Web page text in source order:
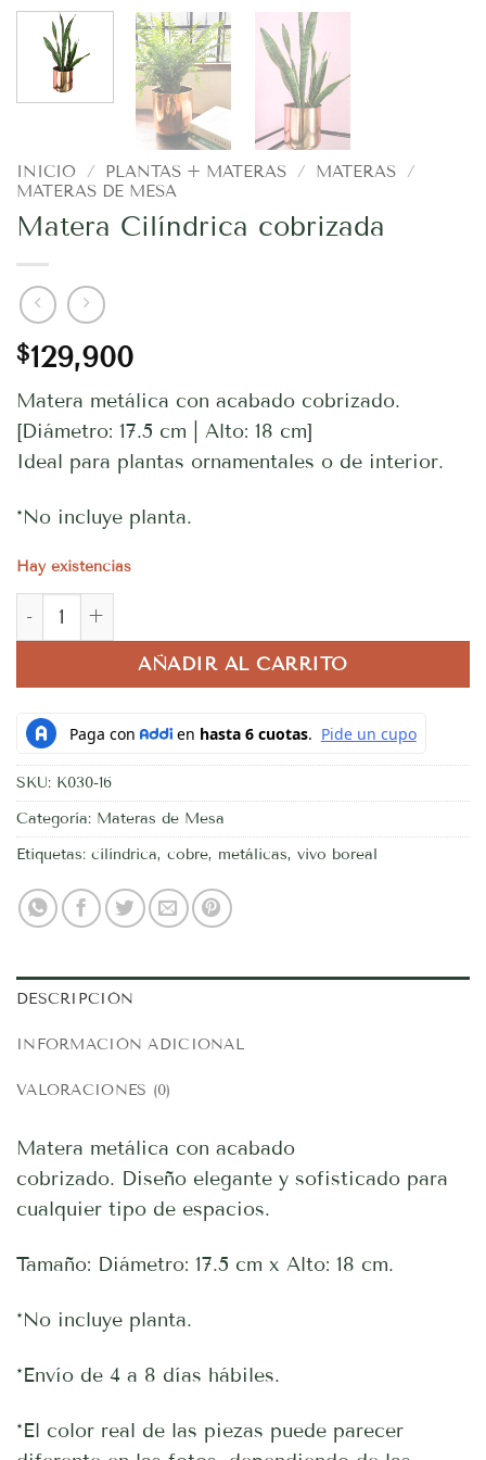
INICIO / PLANTAS + MATERAS / MATERAS
/
MATERAS DE MESA
Matera Cilíndrica cobrizada
$129,900
Matera metálica con acabado cobrizado.
[Diámetro: 17.5 cm | Alto: 18 cm]
Ideal para plantas ornamentales o de interior.
*No incluye planta.
Hay existencias
Matera Cilíndrica cobrizada cantidad
AÑADIR AL CARRITO
SKU: K030-16
Categoría: Materas de Mesa
Etiquetas: cilíndrica, cobre, metálicas, vivo boreal
DESCRIPCIÓN
INFORMACIÓN ADICIONAL
VALORACIONES (0)
Matera metálica con acabado
cobrizado. Diseño elegante y sofisticado para
cualquier tipo de espacios.
Tamaño: Diámetro: 17.5 cm x Alto: 18 cm.
*No incluye planta.
*Envío de 4 a 8 días hábiles.
*El color real de las piezas puede parecer